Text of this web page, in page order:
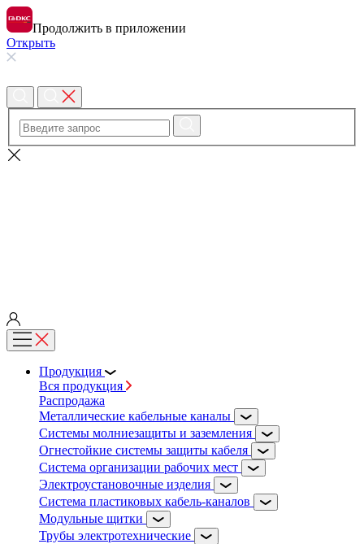
Продолжить в приложении
Открыть
Продукция
Вся продукция
Распродажа
Металлические кабельные каналы
Системы молниезащиты и заземления
Огнестойкие системы защиты кабеля
Система организации рабочих мест
Электроустановочные изделия
Система пластиковых кабель-каналов
Модульные щитки
Трубы электротехнические